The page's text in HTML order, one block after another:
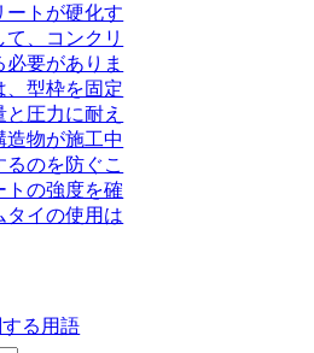
ートが硬化す
、コンクリ
要がありま
、型枠を固定
圧力に耐え
造物が施工中
のを防ぐこ
トの強度を確
タイの使用は
る用語